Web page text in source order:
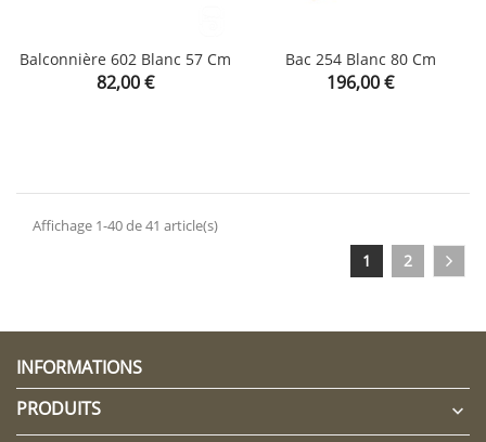
Balconnière 602 Blanc 57 Cm
Prix
82,00 €
Bac 254 Blanc 80 Cm
Prix
196,00 €
Affichage 1-40 de 41 article(s)
1 2
INFORMATIONS
PRODUITS
